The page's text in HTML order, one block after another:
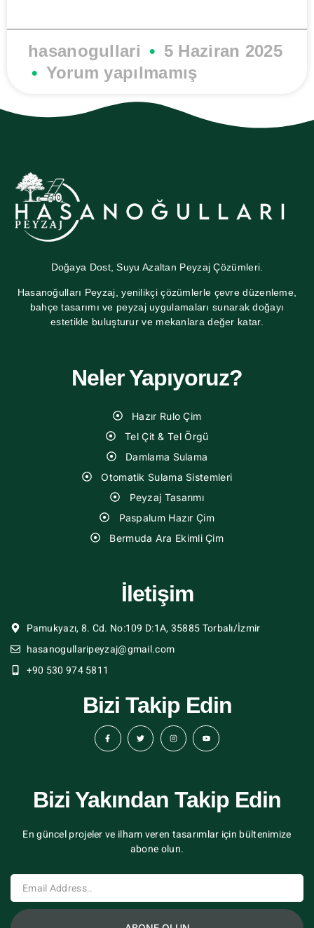
hasanogullari
5 Haziran 2025
Yorum yapılmamış
Doğaya Dost, Suyu Azaltan Peyzaj Çözümleri.
Hasanoğulları Peyzaj, yenilikçi çözümlerle çevre düzenleme,
bahçe tasarımı ve peyzaj uygulamaları sunarak doğayı
estetikle buluşturur ve mekanlara değer katar.
Neler Yapıyoruz?
Hazır Rulo Çim
Tel Çit & Tel Örgü
Damlama Sulama
Otomatik Sulama Sistemleri
Peyzaj Tasarımı
Paspalum Hazır Çim
Bermuda Ara Ekimli Çim
İletişim
Pamukyazı, 8. Cd. No:109 D:1A, 35885 Torbalı/İzmir
hasanogullaripeyzaj@gmail.com
+90 530 974 5811
Bizi Takip Edin
Bizi Yakından Takip Edin
En güncel projeler ve ilham veren tasarımlar için bültenimize
abone olun.